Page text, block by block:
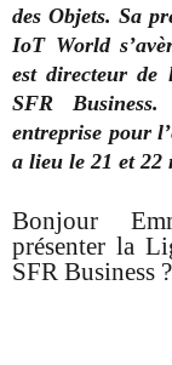
des Objets. Sa
IoT World
est directeur
SFR
entreprise pour
a lieu le 21 et 22
Bonjour
présenter la
SFR Business ?